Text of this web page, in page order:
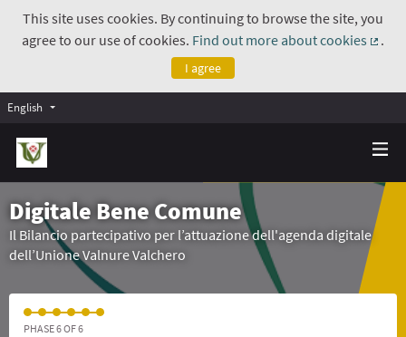
This site uses cookies. By continuing to browse the site, you
agree to our use of cookies. Find out more about cookies
.
I agree
English
Digitale Bene Comune
Il Bilancio partecipativo per l’attuazione dell'agenda digitale
dell’Unione Valnure Valchero
PHASE 6 OF 6